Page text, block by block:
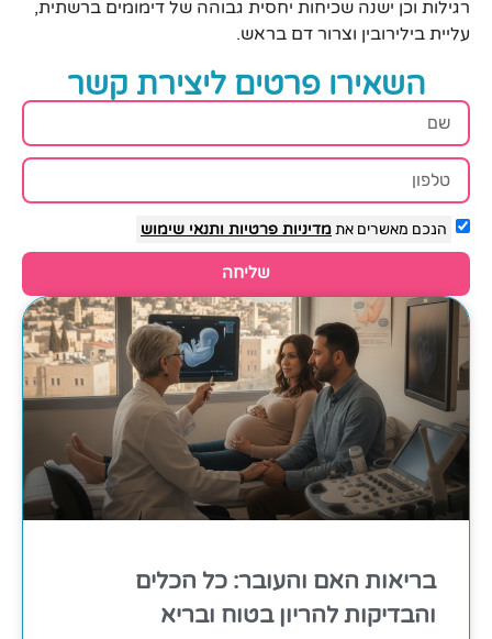
רגילות וכן ישנה שכיחות יחסית גבוהה של דימומים ברשתית,
עליית בילירובין וצרור דם בראש.
השאירו פרטים ליצירת קשר
הנכם מאשרים אתמדיניות פרטיות ותנאי שימוש
שליחה
בריאות האם והעובר: כל הכלים
והבדיקות להריון בטוח ובריא